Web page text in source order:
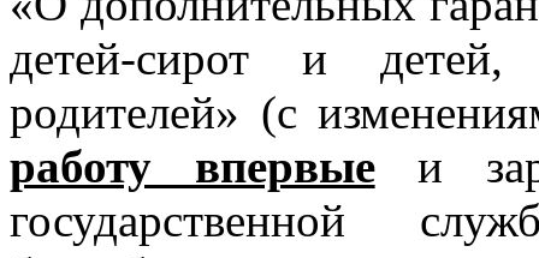
детей-сирот и детей,
родителей» (с
работу впервыеи
государственной